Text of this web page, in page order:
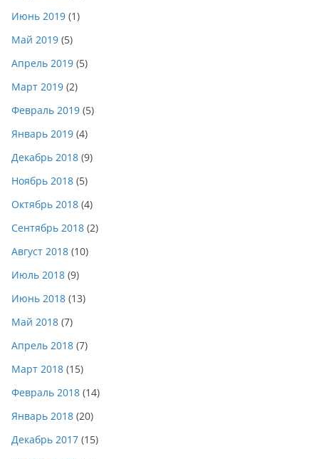
Июнь 2019 (1)
Май 2019 (5)
Апрель 2019 (5)
Март 2019 (2)
Февраль 2019 (5)
Январь 2019 (4)
Декабрь 2018 (9)
Ноябрь 2018 (5)
Октябрь 2018 (4)
Сентябрь 2018 (2)
Август 2018 (10)
Июль 2018 (9)
Июнь 2018 (13)
Май 2018 (7)
Апрель 2018 (7)
Март 2018 (15)
Февраль 2018 (14)
Январь 2018 (20)
Декабрь 2017 (15)